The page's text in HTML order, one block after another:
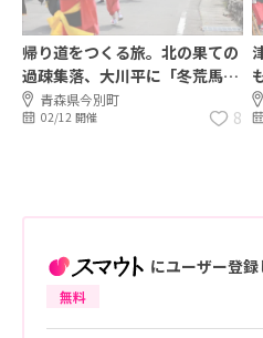
帰り道をつくる旅。北の果ての
過疎集落、大川平に「冬荒馬」
という新しい祭を生む挑戦。
青森県今別町
02/12 開催 8
にユーザー登録
無料